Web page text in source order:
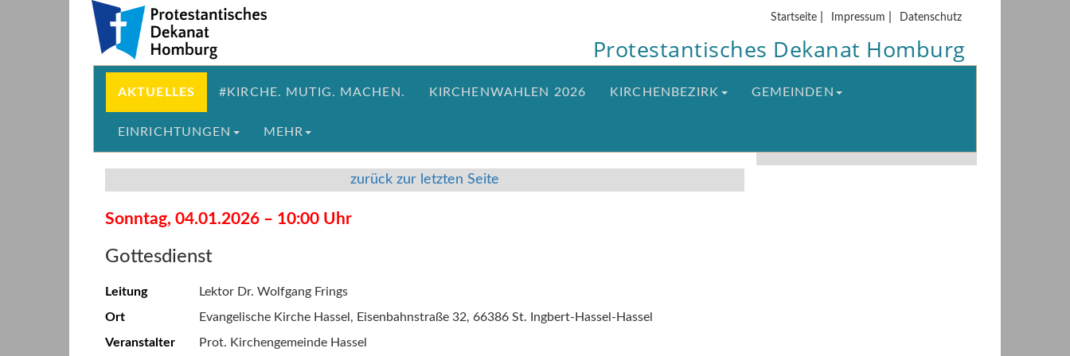
Direkt
zum
Inhalt
springen
Startseite| Impressum Datenschutz
Protestantisches Dekanat Homburg
AKTUELLES #KIRCHE. MUTIG. MACHEN. KIRCHENWAHLEN 2026 KIRCHENBEZIRK GEMEINDEN
EINRICHTUNGEN MEHR
zurück zur letzten Seite
Sonntag, 04.01.2026 – 10:00 Uhr
Gottesdienst
Leitung
Lektor Dr. Wolfgang Frings
Ort
Evangelische Kirche Hassel, Eisenbahnstraße 32, 66386 St. Ingbert-Hassel-Hassel
Veranstalter
Prot. Kirchengemeinde Hassel